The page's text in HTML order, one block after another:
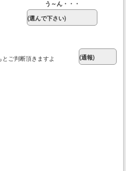
う～ん・・・
ご判断頂きますよ